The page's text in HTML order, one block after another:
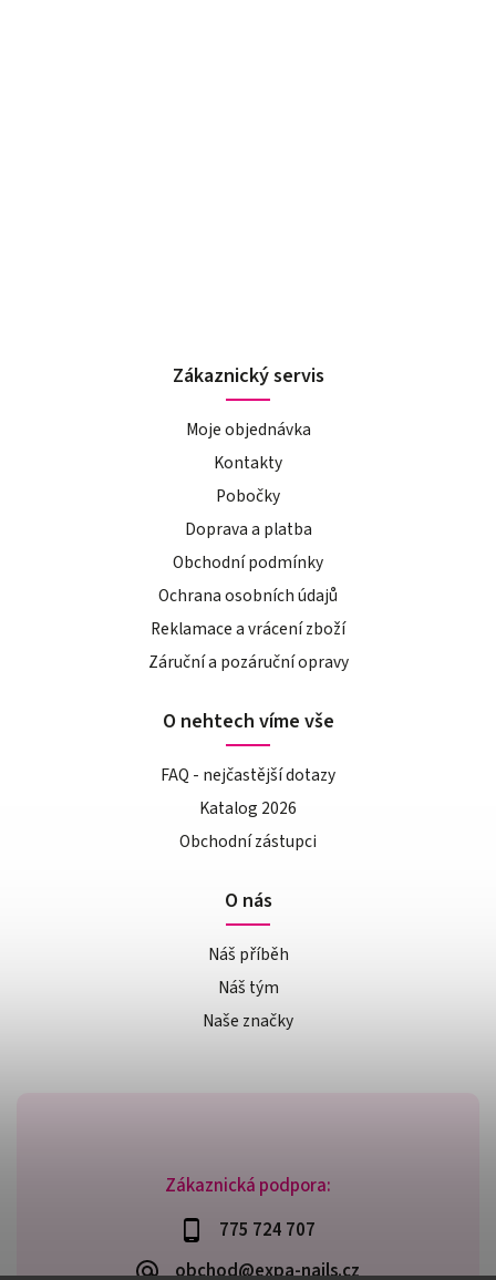
Zákaznická podpora:
775 724 707
obchod@expa-nails.cz
Zákaznický servis
Moje objednávka
Kontakty
Pobočky
Doprava a platba
Obchodní podmínky
Ochrana osobních údajů
Reklamace a vrácení zboží
Záruční a pozáruční opravy
O nehtech víme vše
FAQ - nejčastější dotazy
Katalog 2026
Obchodní zástupci
O nás
Náš příběh
Náš tým
Naše značky